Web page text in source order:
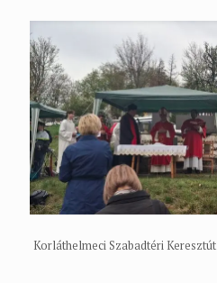
Korláthelmeci Szabadtéri Keresztút